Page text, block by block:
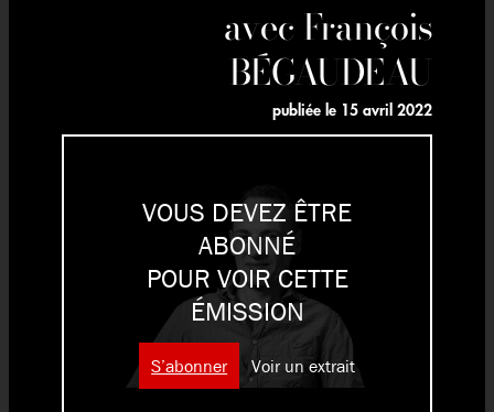
avec François
BÉGAUDEAU
publiée le 15 avril 2022
VOUS DEVEZ ÊTRE
ABONNÉ
POUR VOIR CETTE
ÉMISSION
S’abonner Voir un extrait